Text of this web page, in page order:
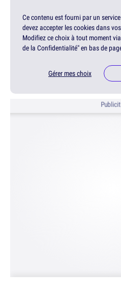
Ce contenu est fourni par un
devez accepter les cookies dans
Modifiez ce choix à tout moment
de la Confidentialité" en bas de
Gérer mes choix